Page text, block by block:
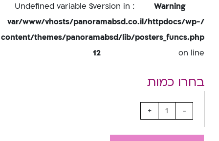
Warning
: Undefined variable $version in
/var/www/vhosts/panoramabsd.co.il/httpdocs/wp-
content/themes/panoramabsd/lib/posters_funcs.php
on line
12
-
+